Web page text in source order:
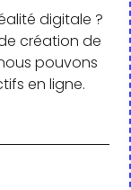
digitale ?
création de
pouvons
en ligne.